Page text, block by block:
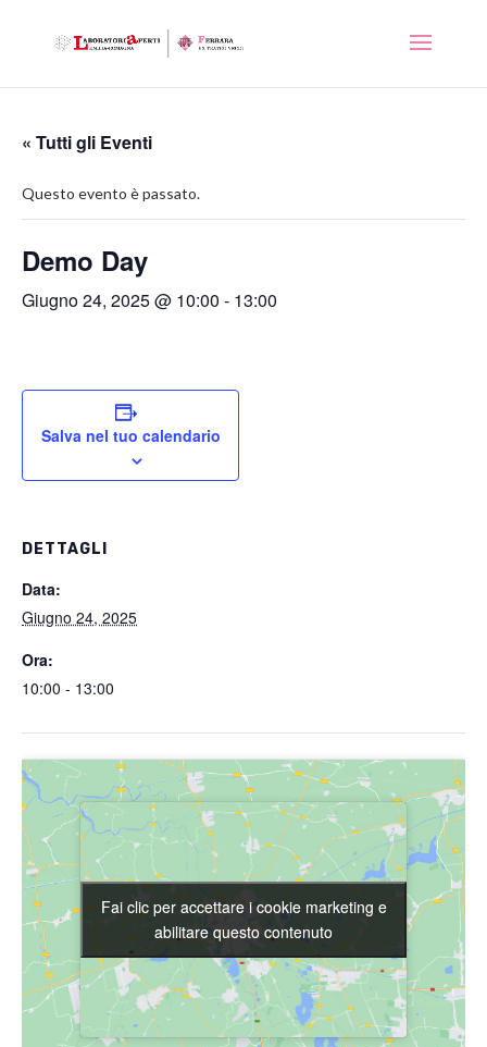
« Tutti gli Eventi
Questo evento è passato.
Demo Day
Giugno 24, 2025 @ 10:00 - 13:00
Salva nel tuo calendario
DETTAGLI
Data:
Giugno 24, 2025
Ora:
10:00 - 13:00
Fai clic per accettare i cookie marketing e
abilitare questo contenuto
Fai clic per accettare i cookie marketing e
abilitare questo contenuto